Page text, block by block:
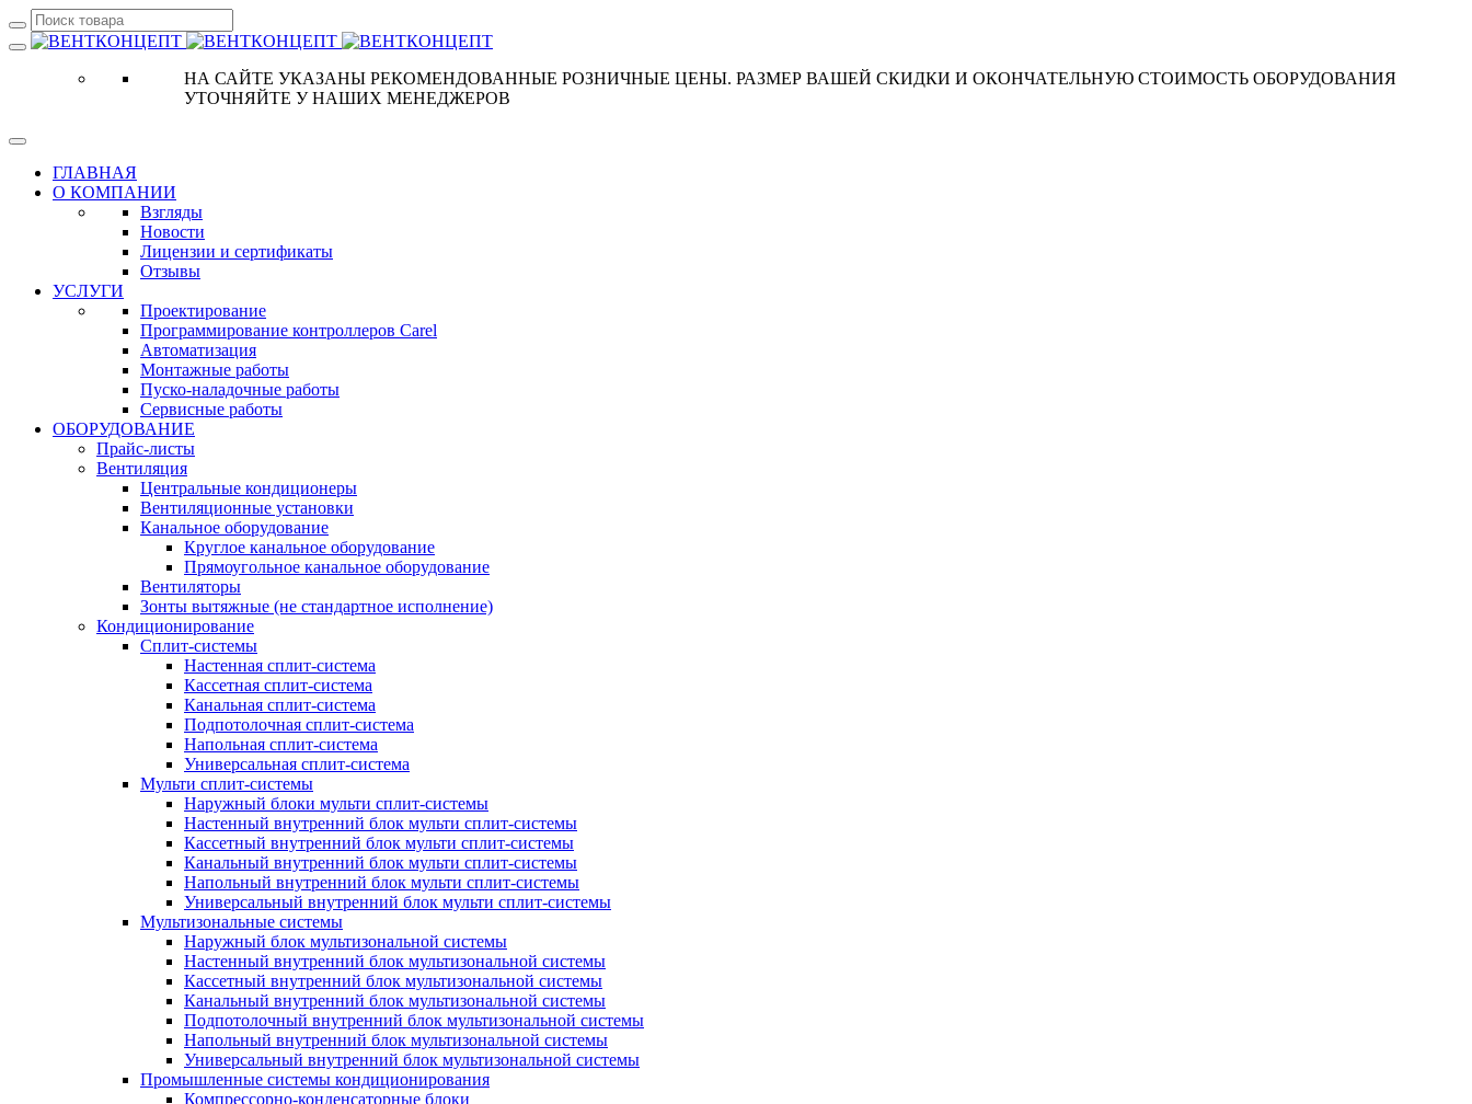
НА САЙТЕ УКАЗАНЫ РЕКОМЕНДОВАННЫЕ РОЗНИЧНЫЕ ЦЕНЫ. РАЗМЕР ВАШЕЙ СКИДКИ И ОКОНЧАТЕЛЬНУЮ СТОИМОСТЬ ОБОРУДОВАНИЯ
УТОЧНЯЙТЕ У НАШИХ МЕНЕДЖЕРОВ
ГЛАВНАЯ
О КОМПАНИИ
Взгляды
Новости
Лицензии и сертификаты
Отзывы
УСЛУГИ
Проектирование
Программирование контроллеров Carel
Автоматизация
Монтажные работы
Пуско-наладочные работы
Сервисные работы
ОБОРУДОВАНИЕ
Прайс-листы
Вентиляция
Центральные кондиционеры
Вентиляционные установки
Канальное оборудование
Круглое канальное оборудование
Прямоугольное канальное оборудование
Вентиляторы
Зонты вытяжные (не стандартное исполнение)
Кондиционирование
Сплит-системы
Настенная сплит-система
Кассетная сплит-система
Канальная сплит-система
Подпотолочная сплит-система
Напольная сплит-система
Универсальная сплит-система
Мульти сплит-системы
Наружный блоки мульти сплит-системы
Настенный внутренний блок мульти сплит-системы
Кассетный внутренний блок мульти сплит-системы
Канальный внутренний блок мульти сплит-системы
Напольный внутренний блок мульти сплит-системы
Универсальный внутренний блок мульти сплит-системы
Мультизональные системы
Наружный блок мультизональной системы
Настенный внутренний блок мультизональной системы
Кассетный внутренний блок мультизональной системы
Канальный внутренний блок мультизональной системы
Подпотолочный внутренний блок мультизональной системы
Напольный внутренний блок мультизональной системы
Универсальный внутренний блок мультизональной системы
Промышленные системы кондиционирования
Компрессорно-конденсаторные блоки